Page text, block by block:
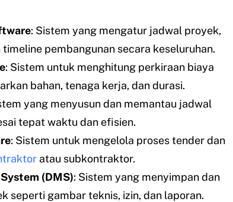
: Sistem yang mengatur jadwal proyek,
pembangunan secara keseluruhan.
: Sistem untuk menghitung perkiraan biaya
bahan, tenaga kerja, dan durasi.
yang menyusun dan memantau jadwal
tepat waktu dan efisien.
: Sistem untuk mengelola proses tender dan
atau subkontraktor.
(DMS): Sistem yang menyimpan dan
seperti gambar teknis, izin, dan laporan.